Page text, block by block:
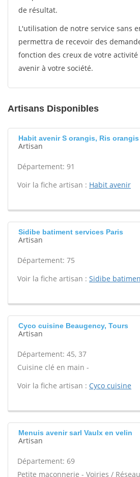
de résultat.
L'utilisation de notre service sans
permettra de recevoir des
fonction des creux de votre
avenir à votre société.
Artisans Disponibles
Habit avenir S orangis, Ris orangis
Artisan
Département: 91
Voir la fiche artisan : Habit avenir
Sidibe batiment services Paris
Artisan
Département: 75
Voir la fiche artisan : Sidibe
Cyco cuisine Beaugency, Tours
Artisan
Département: 45, 37
Cuisine clé en main -
Voir la fiche artisan : Cyco cuisine
Menuis avenir sarl Vaulx en velin
Artisan
Département: 69
Petite maçonnerie - Voiries /